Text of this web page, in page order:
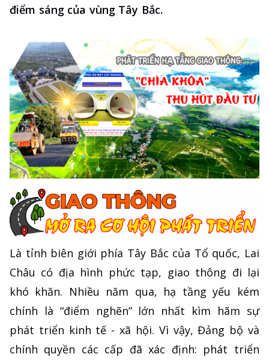
điểm sáng của vùng Tây Bắc.
Là tỉnh biên giới phía Tây Bắc của Tổ quốc, Lai
Châu có địa hình phức tạp, giao thông đi lại
khó khăn. Nhiều năm qua, hạ tầng yếu kém
chính là “điểm nghẽn” lớn nhất kìm hãm sự
phát triển kinh tế - xã hội. Vì vậy, Đảng bộ và
chính quyền các cấp đã xác định: phát triển